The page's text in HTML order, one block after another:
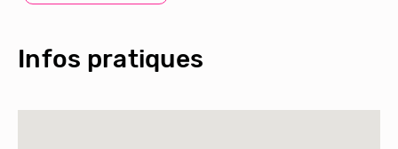
Infos pratiques